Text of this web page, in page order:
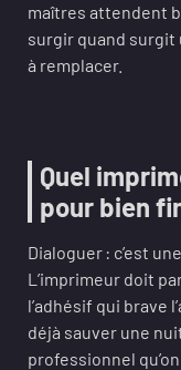
maîtres attendent
surgir quand surgit
à remplacer.
Quel
pour bien
Dialoguer : c’est
L’imprimeur doit
l’adhésif qui brave
déjà sauver une
professionnel